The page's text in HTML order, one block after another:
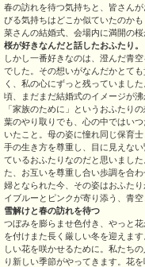
春の訪れを待つ気持ちと、皆さん
びる気持ちはどこか似ていたのか
菜さんの結婚式、会場内に満開の桜
桜が好きなんだと話したおふたり。
しかし一番好きなのは、澄んだ青
でした。その想いがなんだかとて
く、私の心にずっと残っていまし
頃、まだまだ結婚式のイメージが
「家族のために」というおふたり
葉のやり取りでも、心の中ではい
いたこと。母の姿に憧れ同じ保育
手の生き方を尊重し、目に見えな
ているおふたりなのだと思いまし
た、お互いを尊重し合い歩調を合
婦となられた今、その姿はおふた
イブルーとピンクが寄り添う、青空
雪解けと春の訪れを待つ
つぼみを膨らませ色付き、やっと
を付けまた長く厳しい冬を迎えま
しい花を咲かせるために。私たち
り新しい季節がやってきます。花